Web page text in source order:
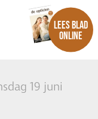
LEES BLAD
ONLINE
19 juni